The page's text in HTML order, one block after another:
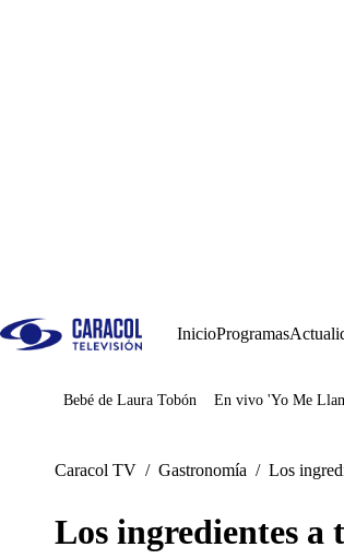
InicioProgramas
Juegos
Bebé de Laura Tobón En vivo 'Yo Me
Caracol TV / Gastronomía / Los
Los ingredientes a